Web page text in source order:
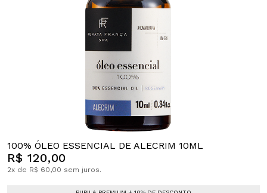
100% ÓLEO ESSENCIAL DE ALECRIM 10ML
R$ 120,00
2x de R$ 60,00 sem juros.